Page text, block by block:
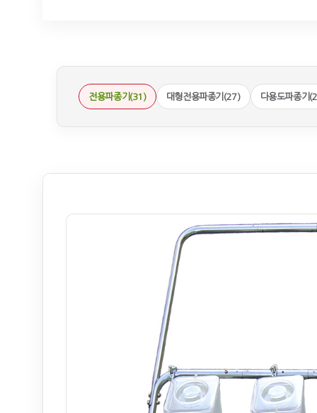
전용파종기(31) 대형전용파종기(27) 다용도파종기